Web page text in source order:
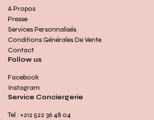
A Propos
Presse
Services Personnalisés
Conditions Générales De Vente
Contact
Follow us
Facebook
Instagram
Service Conciergerie
Tel : +212 522 36 48 04